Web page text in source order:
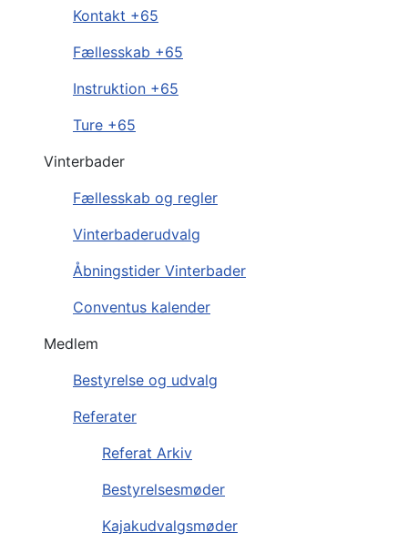
Kontakt +65
Fællesskab +65
Instruktion +65
Ture +65
Vinterbader
Fællesskab og regler
Vinterbaderudvalg
Åbningstider Vinterbader
Conventus kalender
Medlem
Bestyrelse og udvalg
Referater
Referat Arkiv
Bestyrelsesmøder
Kajakudvalgsmøder